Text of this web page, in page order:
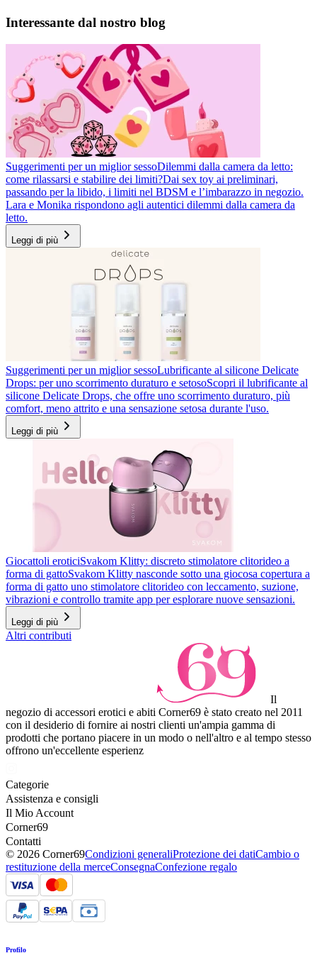
Interessante dal nostro blog
Suggerimenti per un miglior sessoDilemmi dalla camera da letto:
come rilassarsi e stabilire dei limiti?Dai sex toy ai preliminari,
passando per la libido, i limiti nel BDSM e l’imbarazzo in negozio.
Lara e Monika rispondono agli autentici dilemmi dalla camera da
letto.
Leggi di più
Suggerimenti per un miglior sessoLubrificante al silicone Delicate
Drops: per uno scorrimento duraturo e setosoScopri il lubrificante al
silicone Delicate Drops, che offre uno scorrimento duraturo, più
comfort, meno attrito e una sensazione setosa durante l'uso.
Leggi di più
Giocattoli eroticiSvakom Klitty: discreto stimolatore clitorideo a
forma di gattoSvakom Klitty nasconde sotto una giocosa copertura a
forma di gatto uno stimolatore clitorideo con leccamento, suzione,
vibrazioni e controllo tramite app per esplorare nuove sensazioni.
Leggi di più
Altri contributi
Il
negozio di accessori erotici e abiti Corner69 è stato creato nel 2011
con il desiderio di fornire ai nostri clienti un'ampia gamma di
prodotti che portano piacere in un modo o nell'altro e al tempo stesso
offrono un'eccellente esperienz
Categorie
Assistenza e consigli
Il Mio Account
Corner69
Contatti
© 2026 Corner69Condizioni generaliProtezione dei datiCambio o
restituzione della merceConsegnaConfezione regalo
Profilo